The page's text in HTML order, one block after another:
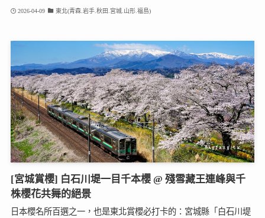
2026-04-09 東北(青森.岩手.秋田.宮城.山形.福島)
[宮城賞櫻] 白石川堤一目千本櫻 @ 殘雪藏王連峰與千
株櫻花共舞的絕景
日本櫻名所百選之一，也是東北賞櫻必打卡的：宮城縣「白石川堤